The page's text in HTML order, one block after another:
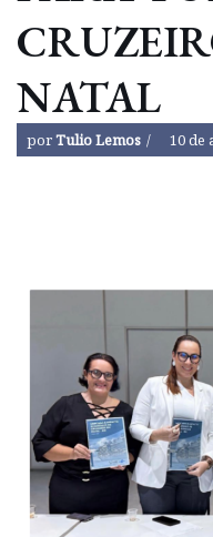
NATAL
porTulio Lemos 10 de